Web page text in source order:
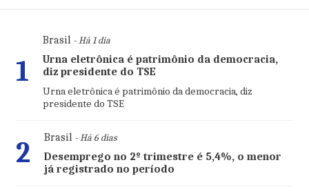
1
Brasil- Há 1 dia
Urna eletrônica é patrimônio da democracia,
diz presidente do TSE
Urna eletrônica é patrimônio da democracia, diz
presidente do TSE
2 Brasil- Há 6 dias
Desemprego no 2º trimestre é 5,4%, o menor
já registrado no período